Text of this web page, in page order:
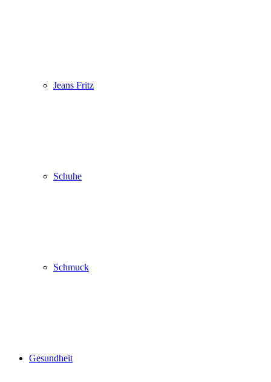
Jeans Fritz
Schuhe
Schmuck
Gesundheit